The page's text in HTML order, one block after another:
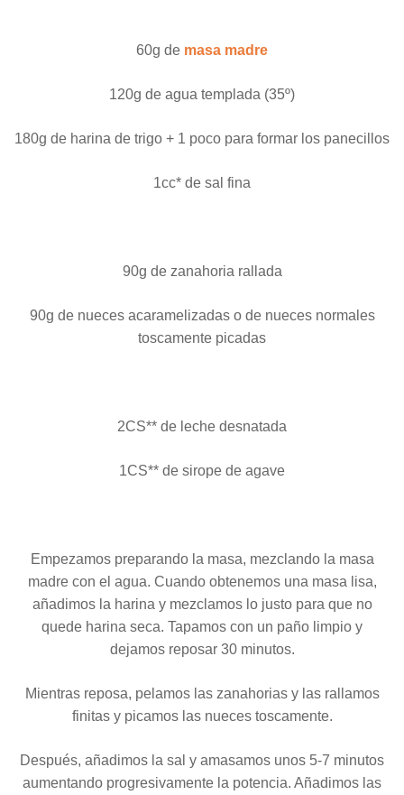
60g de masa madre
120g de agua templada (35º)
180g de harina de trigo + 1 poco para formar los panecillos
1cc* de sal fina
90g de zanahoria rallada
90g de nueces acaramelizadas o de nueces normales
toscamente picadas
2CS** de leche desnatada
1CS** de sirope de agave
Empezamos preparando la masa, mezclando la masa
madre con el agua. Cuando obtenemos una masa lisa,
añadimos la harina y mezclamos lo justo para que no
quede harina seca. Tapamos con un paño limpio y
dejamos reposar 30 minutos.
Mientras reposa, pelamos las zanahorias y las rallamos
finitas y picamos las nueces toscamente.
Después, añadimos la sal y amasamos unos 5-7 minutos
aumentando progresivamente la potencia. Añadimos las